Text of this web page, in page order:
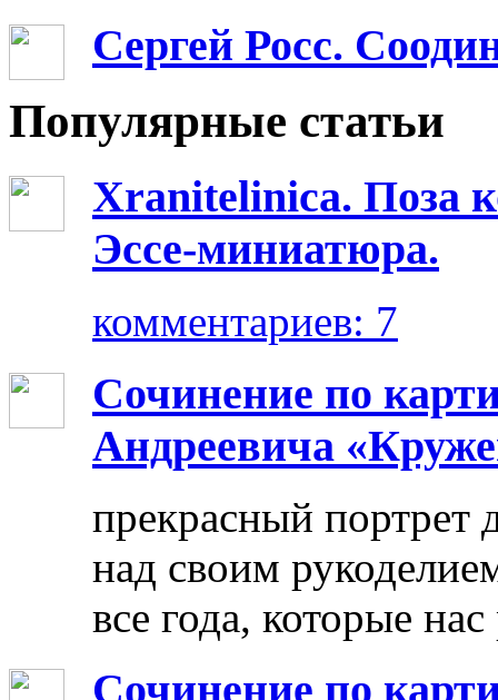
Сергей Росс.
Популярные статьи
Xranitelinica. Поза
Эссе-миниатюра.
комментариев: 7
Сочинение по
Андреевича
прекрасный портрет
над своим
все года, которые
Сочинение по